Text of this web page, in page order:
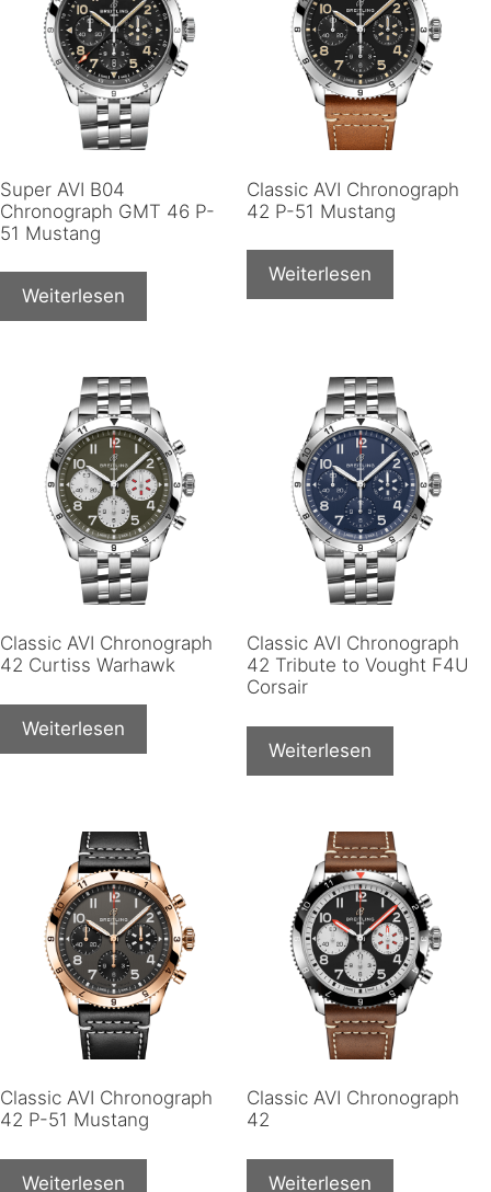
Super AVI B04
Chronograph GMT 46 P-
51 Mustang
Weiterlesen
Classic AVI Chronograph
42 P-51 Mustang
Weiterlesen
Classic AVI Chronograph
42 Curtiss Warhawk
Weiterlesen
Classic AVI Chronograph
42 Tribute to Vought F4U
Corsair
Weiterlesen
Classic AVI Chronograph
42 P-51 Mustang
Weiterlesen
Classic AVI Chronograph
42
Weiterlesen